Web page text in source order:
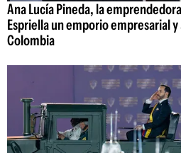
Ana Lucía Pineda, la
Espriella un emporio empresarial
Colombia